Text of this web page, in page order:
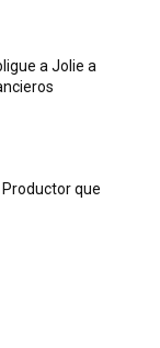
a Jolie a
que